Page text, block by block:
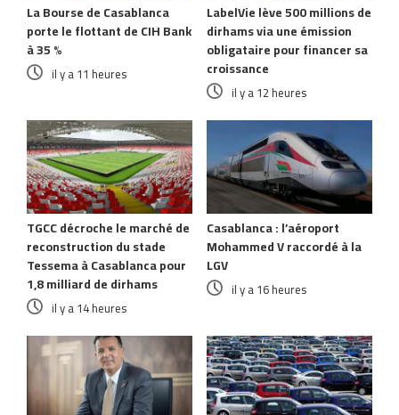
La Bourse de Casablanca
porte le flottant de CIH Bank
à 35 %
il y a 11 heures
LabelVie lève 500 millions de
dirhams via une émission
obligataire pour financer sa
croissance
il y a 12 heures
TGCC décroche le marché de
reconstruction du stade
Tessema à Casablanca pour
1,8 milliard de dirhams
il y a 14 heures
Casablanca : l’aéroport
Mohammed V raccordé à la
LGV
il y a 16 heures